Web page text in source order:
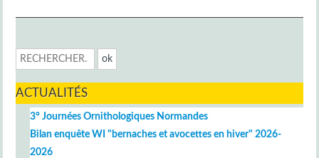
ACTUALITÉS
3° Journées Ornithologiques Normandes
Bilan enquête WI "bernaches et avocettes en hiver" 2026-
2026